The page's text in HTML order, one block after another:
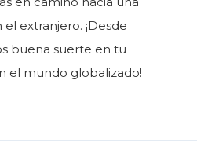
extranjero. ¡Desde
buena suerte en tu
el mundo globalizado!